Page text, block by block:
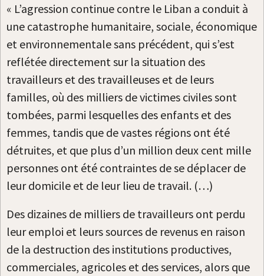
« L’agression continue contre le Liban a conduit à
une catastrophe humanitaire, sociale, économique
et environnementale sans précédent, qui s’est
reflétée directement sur la situation des
travailleurs et des travailleuses et de leurs
familles, où des milliers de victimes civiles sont
tombées, parmi lesquelles des enfants et des
femmes, tandis que de vastes régions ont été
détruites, et que plus d’un million deux cent mille
personnes ont été contraintes de se déplacer de
leur domicile et de leur lieu de travail. (…)
Des dizaines de milliers de travailleurs ont perdu
leur emploi et leurs sources de revenus en raison
de la destruction des institutions productives,
commerciales, agricoles et des services, alors que